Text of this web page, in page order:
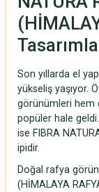
Son yıllarda el
yükseliş yaşıyor.
görünümleri hem
popüler hale
ise FIBRA
ipidir.
Doğal rafya
(HİMALAYA